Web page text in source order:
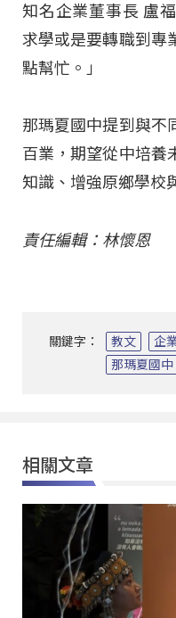
知名企業董事長 盧
求學或是要轉職到專
點幫忙。」
那瑪夏國中提到與不
百業，期望從中培養
知識、增強原鄉學校
責任編輯：林懷恩
關鍵字： 教文 企
那瑪夏國中
相關文章